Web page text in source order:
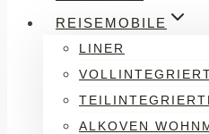
REISEMOBILE
LINER
ALKOVEN